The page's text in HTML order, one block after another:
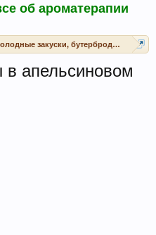
об ароматерапии
закуски, бутерброды, канапе,
в апельсиновом